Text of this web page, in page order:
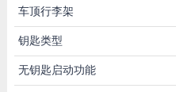
车顶行李架
钥匙类型
无钥匙启动功能